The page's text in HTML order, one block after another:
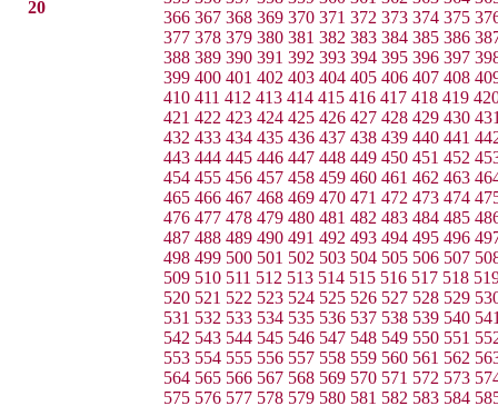
20
366 367 368 369 370 371 372 373 374 375
377 378 379 380 381 382 383 384 385 386
388 389 390 391 392 393 394 395 396 397
399 400 401 402 403 404 405 406 407 408
410 411 412 413 414 415 416 417 418 419
421 422 423 424 425 426 427 428 429 430
432 433 434 435 436 437 438 439 440 441
443 444 445 446 447 448 449 450 451 452
454 455 456 457 458 459 460 461 462 463
465 466 467 468 469 470 471 472 473 474
476 477 478 479 480 481 482 483 484 485
487 488 489 490 491 492 493 494 495 496
498 499 500 501 502 503 504 505 506 507
509 510 511 512 513 514 515 516 517 518
520 521 522 523 524 525 526 527 528 529
531 532 533 534 535 536 537 538 539 540
542 543 544 545 546 547 548 549 550 551
553 554 555 556 557 558 559 560 561 562
564 565 566 567 568 569 570 571 572 573
575 576 577 578 579 580 581 582 583 584